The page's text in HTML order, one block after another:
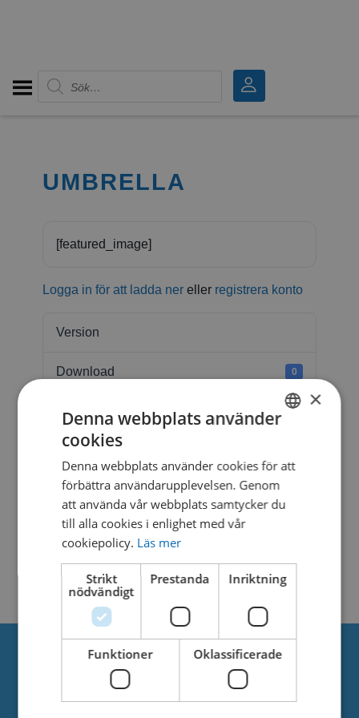
Produktsökning
UMBRELLA
[featured_image]
Logga in för att ladda nereller registrera konto
Version
Download 0
File Size 238.50 KB
File Count
Create Date 6. februari 2025
Last Updated 6. februari 2025
UMBRELLA
Om oss
DANISH
×
Denna webbplats använder
cookies
Denna webbplats använder cookies för att
förbättra användarupplevelsen. Genom
att använda vår webbplats samtycker du
till alla cookies i enlighet med vår
cookiepolicy. Läs mer
Strikt
nödvändigt
Prestanda Inriktning
Funktioner Oklassificerade